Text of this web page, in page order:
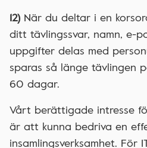
12) När du deltar i en
ditt tävlingssvar, namn, e-
uppgifter delas med
sparas så länge tävlingen
60 dagar.
Vårt berättigade intresse
är att kunna bedriva en
insamlingsverksamhet. För